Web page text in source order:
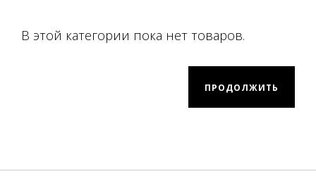
В этой категории пока нет товаров.
ПРОДОЛЖИТЬ